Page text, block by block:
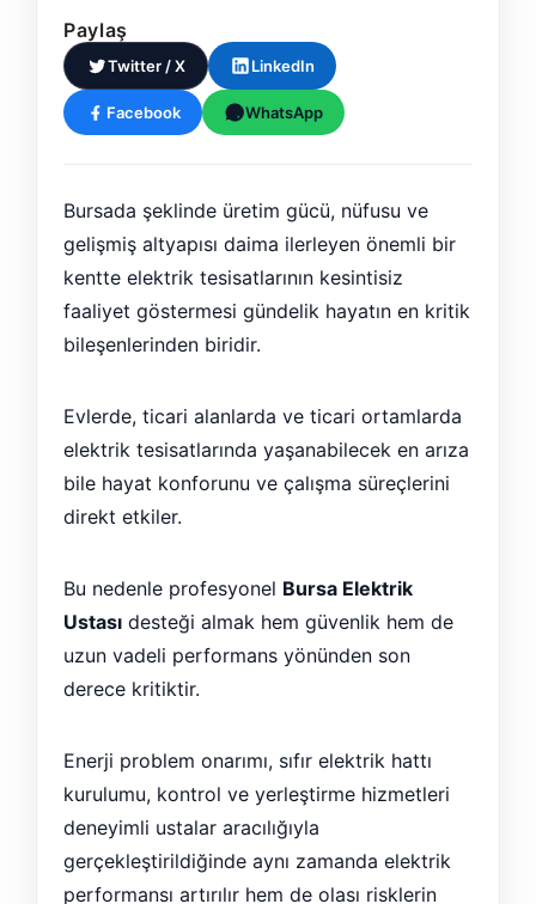
Paylaş
Twitter / X LinkedIn
Facebook WhatsApp
Bursada şeklinde üretim gücü, nüfusu ve
gelişmiş altyapısı daima ilerleyen önemli bir
kentte elektrik tesisatlarının kesintisiz
faaliyet göstermesi gündelik hayatın en kritik
bileşenlerinden biridir.
Evlerde, ticari alanlarda ve ticari ortamlarda
elektrik tesisatlarında yaşanabilecek en arıza
bile hayat konforunu ve çalışma süreçlerini
direkt etkiler.
Bu nedenle profesyonel Bursa Elektrik
Ustası desteği almak hem güvenlik hem de
uzun vadeli performans yönünden son
derece kritiktir.
Enerji problem onarımı, sıfır elektrik hattı
kurulumu, kontrol ve yerleştirme hizmetleri
deneyimli ustalar aracılığıyla
gerçekleştirildiğinde aynı zamanda elektrik
performansı artırılır hem de olası risklerin